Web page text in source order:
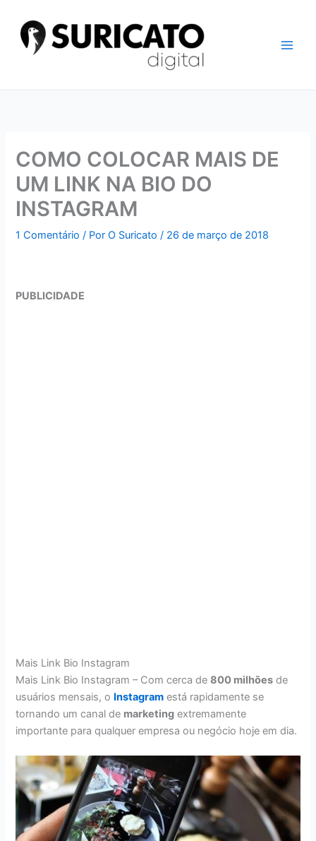
conteúdo
COMO COLOCAR MAIS DE
UM LINK NA BIO DO
INSTAGRAM
1 Comentário / PorO Suricato/ 26 de março de 2018
PUBLICIDADE
Mais Link Bio Instagram
Mais Link Bio Instagram – Com cerca de800 milhões de
usuários mensais, o Instagram está rapidamente se
tornando um canal de marketing extremamente
importante para qualquer empresa ou negócio hoje em dia.